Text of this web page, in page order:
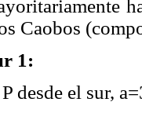
Caobos
1:
desde el sur,